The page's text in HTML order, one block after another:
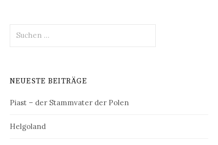
nach:
NEUESTE BEITRÄGE
Piast – der Stammvater der Polen
Helgoland